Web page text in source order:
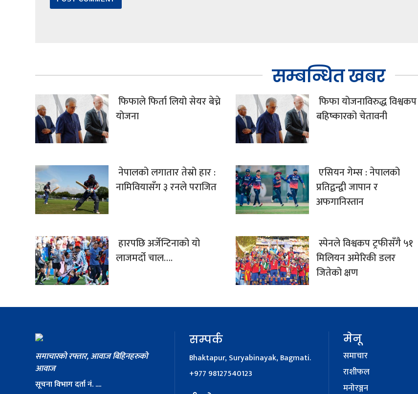
सम्बन्धित खबर
फिफाले फिर्ता लियो सेयर बेच्ने
योजना
फिफा योजनाविरुद्ध विश्वकप
बहिष्कारको चेतावनी
नेपालको लगातार तेस्रो हार :
नामिवियासँग ३ रनले पराजित
एसियन गेम्स : नेपालको
प्रतिद्वन्द्वी जापान र
अफगानिस्तान
हारपछि अर्जेन्टिनाको यो
लाजमर्दो चाल….
स्पेनले विश्वकप ट्रफीसँगै ५१
मिलियन अमेरिकी डलर
जितेको क्षण
समाचारको रफ्तार, आवाज बिहिनहरुको
आवाज
सूचना विभाग दर्ता नं. ....
सम्पर्क
Bhaktapur, Suryabinayak, Bagmati.
+977 98127540123
मेनू
समाचार
राशीफल
मनोरञ्जन